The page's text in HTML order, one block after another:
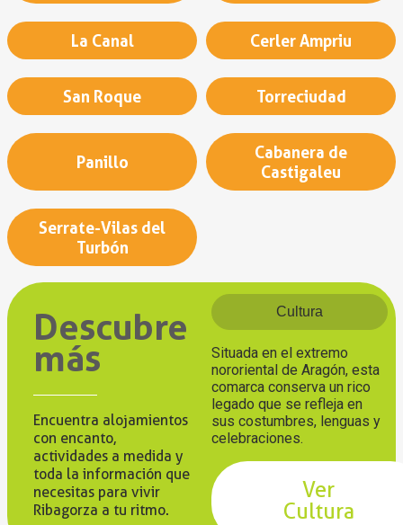
La Canal Cerler Ampriu
San Roque Torreciudad
Panillo
Cabanera de
Castigaleu
Serrate-Vilas del
Turbón
Descubre
más
Encuentra alojamientos
con encanto,
actividades a medida y
toda la información que
necesitas para vivir
Ribagorza a tu ritmo.
Cultura
Situada en el extremo
nororiental de Aragón, esta
comarca conserva un rico
legado que se refleja en
sus costumbres, lenguas y
celebraciones.
Ver
Cultura